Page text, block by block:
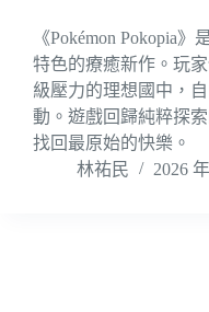
《Pokémon Pokopia
特色的療癒新作。玩
級壓力的理想國中，
動。遊戲回歸純粹探
找回最原始的快樂。
林祐民
2026